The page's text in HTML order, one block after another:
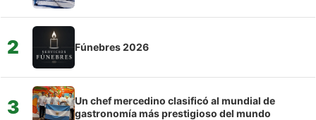
2 Fúnebres 2026
3
Un chef mercedino clasificó al mundial de
gastronomía más prestigioso del mundo